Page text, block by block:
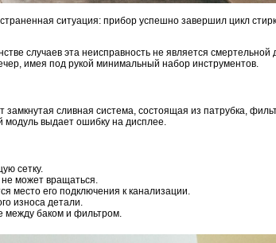
ситуация: прибор успешно завершил цикл
случаев эта неисправность не является
имея под рукой минимальный набор инструментов.
сливная система, состоящая из патрубка,
модуль выдает ошибку на дисплее.
сетку.
может вращаться.
место его подключения к канализации.
износа детали.
между баком и фильтром.